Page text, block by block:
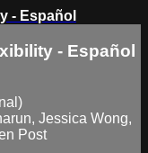
- Español
- Español
Jessica Wong,
Post